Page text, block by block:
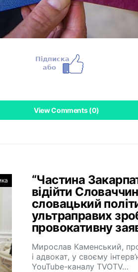
View Comments (0)
“Частина
відійти
словацький
ультраправих
провокативну
Мирослав Каменський,
і адвокат, у своєму
YouTube-каналу TVOTV…